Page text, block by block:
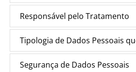
Responsável pelo Tratamento
Tipologia de Dados Pessoais
Segurança de Dados Pessoais